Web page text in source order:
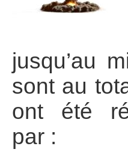
jusqu’au
sont au
ont été
par :